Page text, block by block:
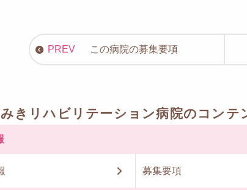
この病院の募集要項
きリハビリテーション病院のコンテ
募集要項